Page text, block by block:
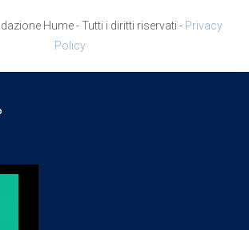
Hume - Tutti i diritti riservati - Privacy
Policy